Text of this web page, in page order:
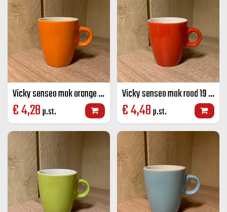
Vicky senseo mok orange 19 CL
€4,28p.st.
Vicky senseo mok rood 19 CL
€4,48p.st.